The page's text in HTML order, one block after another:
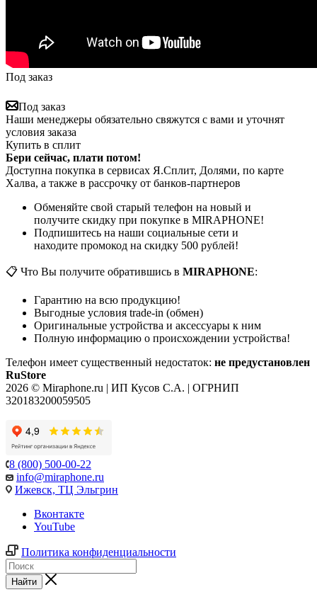
Под заказ
Под заказ
Наши менеджеры обязательно свяжутся с вами и уточнят
условия заказа
Купить в сплит
Бери сейчас, плати потом!
Доступна покупка в сервисах Я.Сплит, Долями, по карте
Халва, а также в рассрочку от банков-партнеров
Обменяйте свой старый телефон на новый и
получите скидку при покупке в MIRAPHONE!
Подпишитесь на наши социальные сети и
находите промокод на скидку 500 рублей!
📋 Что Вы получите обратившись в MIRAPHONE:
Гарантию на всю продукцию!
Выгодные условия trade-in (обмен)
Оригинальные устройства и аксессуары к ним
Полную информацию о происхождении устройства!
Телефон имеет существенный недостаток: не предустановлен
RuStore
2026 © Miraphone.ru | ИП Кусов С.А. | ОГРНИП
320183200059505
8 (800) 500-00-22
info@miraphone.ru
Ижевск, ТЦ Эльгрин
Вконтакте
YouTube
Политика конфиденциальности
Найти